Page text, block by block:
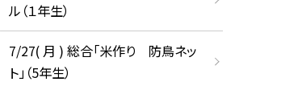
ル（１年生）
7/27( 月 ) 総合「米作り 防鳥ネッ
ト」（5年生）